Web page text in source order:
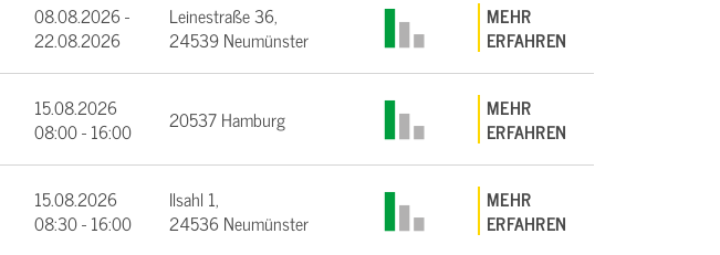
08.08.2026 -
22.08.2026
Leinestraße 36,
24539 Neumünster
MEHR
ERFAHREN
15.08.2026
08:00 - 16:00
20537 Hamburg
MEHR
ERFAHREN
15.08.2026
08:30 - 16:00
Ilsahl 1,
24536 Neumünster
MEHR
ERFAHREN